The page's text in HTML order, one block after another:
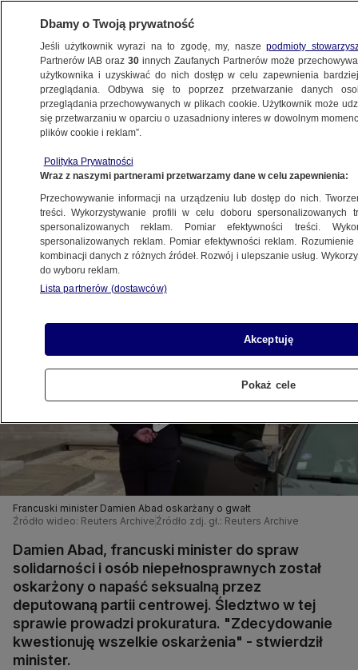
ŚWIAT
o napaść seksualną i gwałt. Prokuratura
wszczęła śledztwo
30.06.2022, 07:41
Udostępnij
Francuski minister Damien Abad oskarżany o gwałt
Źródło wideo: Reuters Archive Źródło zdj. gł.: Reuters Archive
Damien Abad, francuski minister do spraw
solidarności i osób niepełnosprawnych został
oskarżony o napaść seksualną przez
deputowaną partii centrowej. Śledztwo w tej
sprawie prowadzi prokuratura. "Zdecydowanie
kwestionuję wszelkie oskarżenia" - stwierdził
minister.
Dbamy o Twoją prywatność
Jeśli użytkownik wyrazi na to zgodę, my, naszepodmioty
Partnerów IAB oraz30 innych Zaufanych Partnerów może
użytkownika i uzyskiwać do nich dostęp w celu zapewnienia
przeglądania. Odbywa się to poprzez przetwarzanie danych
przeglądania przechowywanych w plikach cookie. Użytkownik może
się przetwarzaniu w oparciu o uzasadniony interes w dowolnym
plików cookie i reklam”.
Polityka Prywatności
Wraz z naszymi partnerami przetwarzamy dane w celu zapewnienia:
Przechowywanie informacji na urządzeniu lub dostęp do nich.
treści. Wykorzystywanie profili w celu doboru spersonalizowanych
spersonalizowanych reklam. Pomiar efektywności treści.
spersonalizowanych reklam. Pomiar efektywności reklam.
kombinacji danych z różnych źródeł. Rozwój i ulepszanie usług.
do wyboru reklam.
Lista partnerów (dostawców)
Akceptuję
Pokaż cele